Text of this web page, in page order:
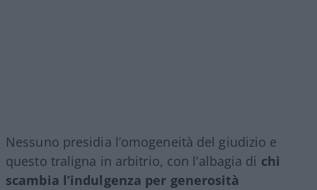
Nessuno presidia l’omogeneità del giudizio e
questo traligna in arbitrio, con l’albagia di chi
scambia l’indulgenza per generosità